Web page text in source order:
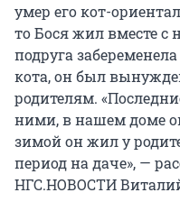
умер его кот-
то Бося жил вместе с
подруга
кота, он был
родителям.
ними, в нашем доме
зимой он жил у
период на даче», —
НГС.НОВОСТИ